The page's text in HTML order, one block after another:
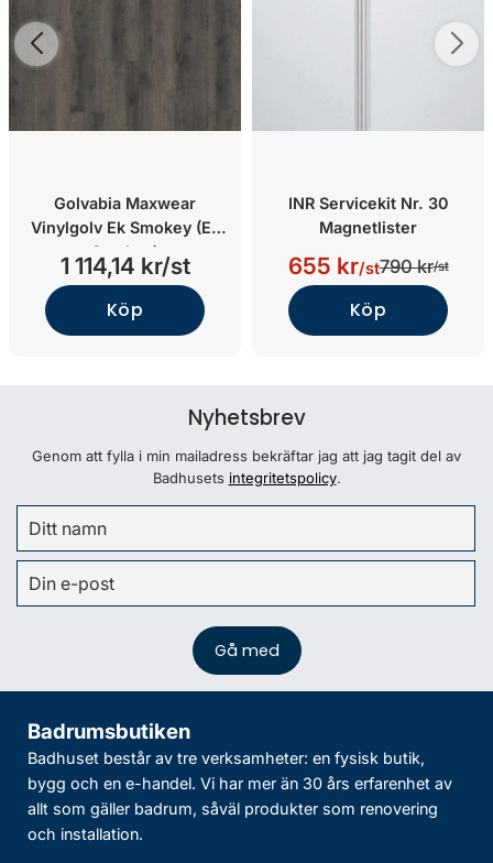
Golvabia Maxwear
Vinylgolv Ek Smokey (Ek
Smokey)
1 114,14 kr/st
Köp
INR Servicekit Nr. 30
Magnetlister
655 kr/st790 kr/st
Köp
Nyhetsbrev
Genom att fylla i min mailadress bekräftar jag att jag tagit del av
Badhusets integritetspolicy.
Badrumsbutiken
Badhuset består av tre verksamheter: en fysisk butik,
bygg och en e-handel. Vi har mer än 30 års erfarenhet av
allt som gäller badrum, såväl produkter som renovering
och installation.